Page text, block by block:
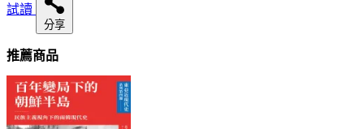
試讀
分享
推薦商品